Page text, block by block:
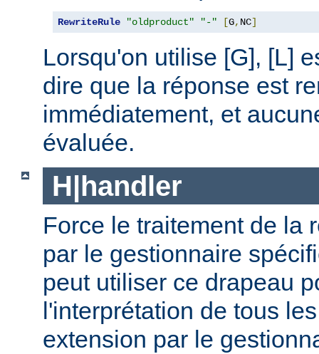
RewriteRule "oldproduct" "-" [G, NC]
Lorsqu'on utilise [G], [L]
dire que la réponse est
immédiatement, et
évaluée.
H|handler
Force le traitement de la
par le gestionnaire
peut utiliser ce drapeau
l'interprétation de tous
extension par le